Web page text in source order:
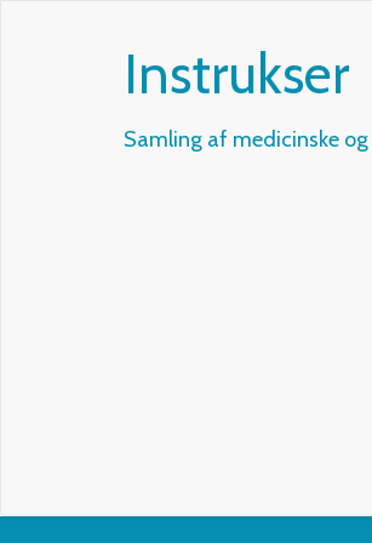
Instrukser
Samling af medicinske